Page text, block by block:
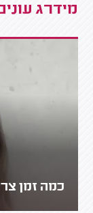
מידרג
כמה זמן